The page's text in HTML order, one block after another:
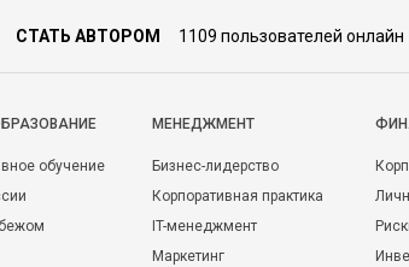
СТАТЬ АВТОРОМ 1109 пользователей онлайн
обучение
МЕНЕДЖМЕНТ
Бизнес-лидерство
Корпоративная практика
IT-менеджмент
Маркетинг